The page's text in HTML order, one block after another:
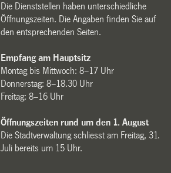
Die Dienststellen haben unterschiedliche
Öffnungszeiten. Die Angaben finden Sie auf
den entsprechenden Seiten.
Empfang am Hauptsitz
Montag bis Mittwoch: 8–17 Uhr
Donnerstag: 8–18.30 Uhr
Freitag: 8–16 Uhr
Öffnungszeiten rund um den 1. August
Die Stadtverwaltung schliesst am Freitag, 31.
Juli bereits um 15 Uhr.